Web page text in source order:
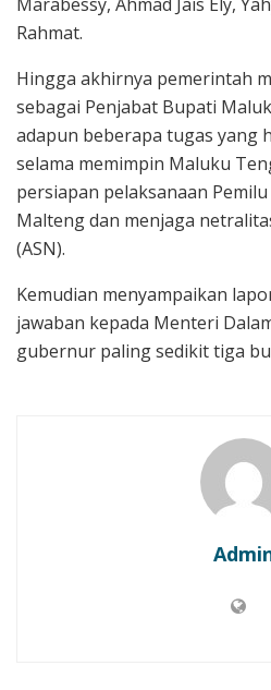
Marabessy, Ahmad Jais Ely,
Rahmat.
Hingga akhirnya pemerintah
sebagai Penjabat Bupati
adapun beberapa tugas yang
selama memimpin Maluku
persiapan pelaksanaan
Malteng dan menjaga
(ASN).
Kemudian menyampaikan
jawaban kepada Menteri
gubernur paling sedikit tiga